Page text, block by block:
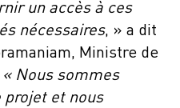
un accès à ces
nécessaires, » a dit
Ministre de
« Nous sommes
projet et nous